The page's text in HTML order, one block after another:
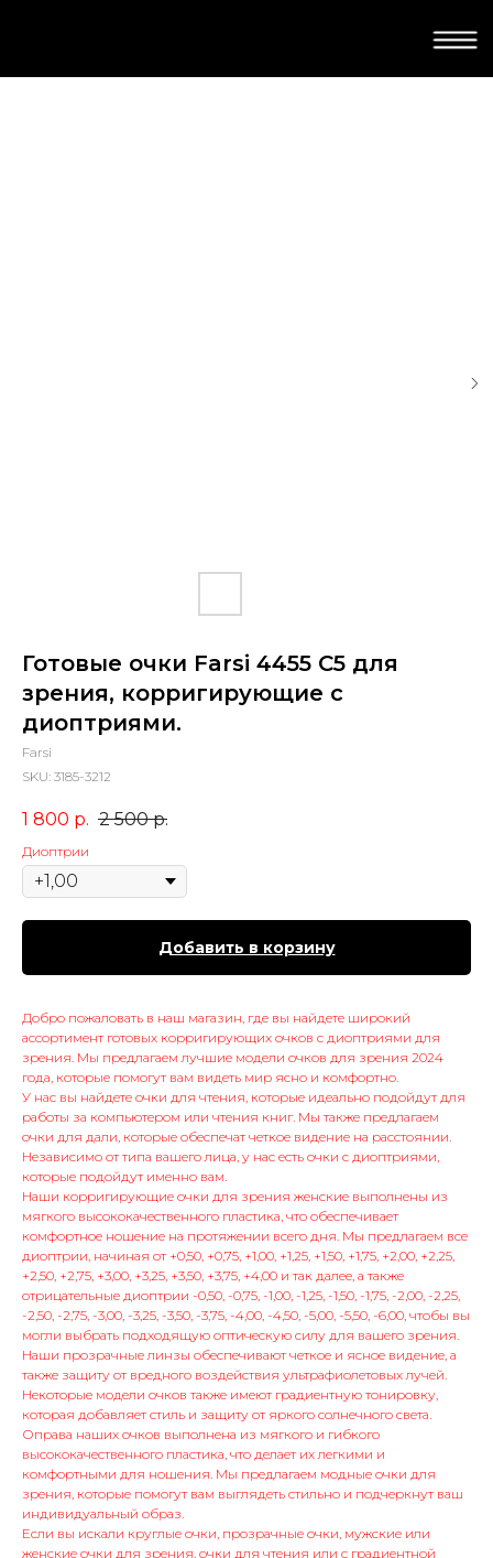
Готовые очки Farsi 4455 C5 для
зрения, корригирующие с
диоптриями.
Farsi
SKU: 3185-3212
1 800 р. 2 500 р.
Диоптрии
Добавить в корзину
Добро пожаловать в наш магазин, где вы найдете широкий
ассортимент готовых корригирующих очков с диоптриями для
зрения. Мы предлагаем лучшие модели очков для зрения 2024
года, которые помогут вам видеть мир ясно и комфортно.
У нас вы найдете очки для чтения, которые идеально подойдут для
работы за компьютером или чтения книг. Мы также предлагаем
очки для дали, которые обеспечат четкое видение на расстоянии.
Независимо от типа вашего лица, у нас есть очки с диоптриями,
которые подойдут именно вам.
Наши корригирующие очки для зрения женские выполнены из
мягкого высококачественного пластика, что обеспечивает
комфортное ношение на протяжении всего дня. Мы предлагаем все
диоптрии, начиная от +0,50, +0,75, +1,00, +1,25, +1,50, +1,75, +2,00, +2,25,
+2,50, +2,75, +3,00, +3,25, +3,50, +3,75, +4,00 и так далее, а также
отрицательные диоптрии -0,50, -0,75, -1,00, -1,25, -1,50, -1,75, -2,00, -2,25,
-2,50, -2,75, -3,00, -3,25, -3,50, -3,75, -4,00, -4,50, -5,00, -5,50, -6,00, чтобы вы
могли выбрать подходящую оптическую силу для вашего зрения.
Наши прозрачные линзы обеспечивают четкое и ясное видение, а
также защиту от вредного воздействия ультрафиолетовых лучей.
Некоторые модели очков также имеют градиентную тонировку,
которая добавляет стиль и защиту от яркого солнечного света.
Оправа наших очков выполнена из мягкого и гибкого
высококачественного пластика, что делает их легкими и
комфортными для ношения. Мы предлагаем модные очки для
зрения, которые помогут вам выглядеть стильно и подчеркнут ваш
индивидуальный образ.
Если вы искали круглые очки, прозрачные очки, мужские или
женские очки для зрения, очки для чтения или с градиентной